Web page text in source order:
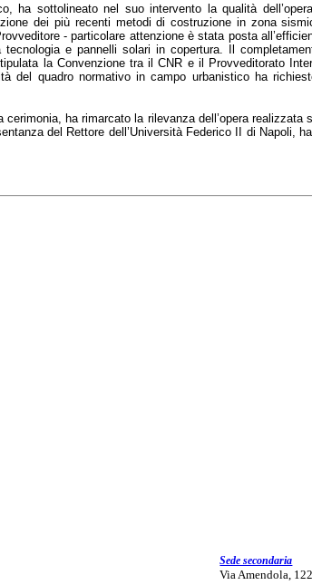
ha sottolineato nel suo intervento la qualità
dei più recenti metodi di costruzione in zona
- particolare attenzione è stata posta
e pannelli solari in copertura. Il
la Convenzione tra il CNR e il Provveditorato
del quadro normativo in campo urbanistico ha
ha rimarcato la rilevanza dell’opera realizzata
del Rettore dell’Università Federico II di Napoli,
Sede secondaria
Via Amendola,